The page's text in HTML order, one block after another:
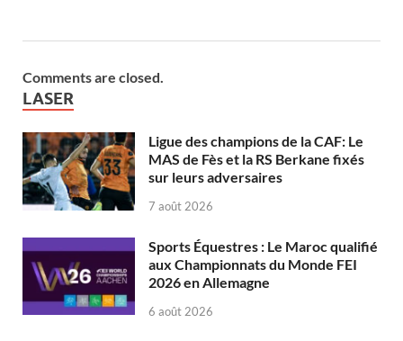
Comments are closed.
LASER
Ligue des champions de la CAF: Le
MAS de Fès et la RS Berkane fixés
sur leurs adversaires
7 août 2026
Sports Équestres : Le Maroc qualifié
aux Championnats du Monde FEI
2026 en Allemagne
6 août 2026